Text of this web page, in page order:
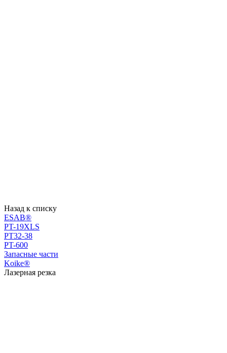
Назад к списку
ESAB®
PT-19XLS
PT32-38
PT-600
Запасные части
Koike®
Лазерная резка